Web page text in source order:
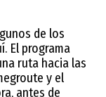
de los
El programa
ruta hacia las
y el
antes de